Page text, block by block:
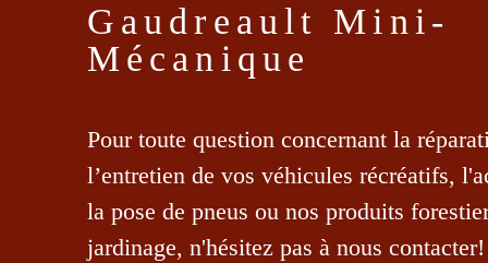
Gaudreault Mini-
Mécanique
Pour toute question concernant la
l’entretien de vos véhicules récréatifs,
la pose de pneus ou nos produits
jardinage, n'hésitez pas à nous contacter!